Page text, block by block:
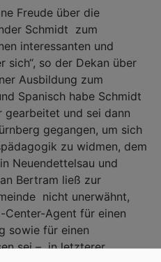
Freude über die
Schmidt zum
interessanten und
sich“, so der Dekan über
Ausbildung zum
Spanisch habe Schmidt
und sei dann
gegangen, um sich
zu widmen, dem
Neuendettelsau und
Bertram ließ zur
nicht unerwähnt,
Center-Agent für einen
sowie für einen
sei – in letzterer